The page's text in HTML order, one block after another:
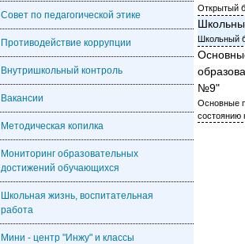
Совет по педагогической этике
Противодействие коррупции
Внутришкольный контроль
Вакансии
Методическая копилка
Мониторинг образовательных
достижений обучающихся
Школьная жизнь, воспитательная
работа
Мини - центр "Инжу" и классы
Открытый
Школьный
№9"
Основные